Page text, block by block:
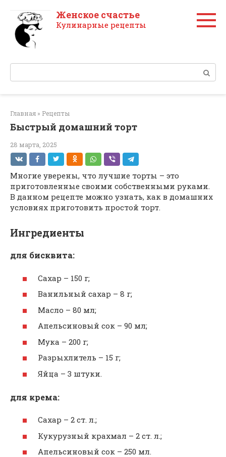
контенту
Женское счастье
Кулинарные рецепты
Поиск:
Главная » Рецепты
Быстрый домашний торт
28 марта, 2025
Многие уверены, что лучшие торты – это
приготовленные своими собственными руками.
В данном рецепте можно узнать, как в домашних
условиях приготовить простой торт.
Ингредиенты
для бисквита:
Сахар – 150 г;
Ванильный сахар – 8 г;
Масло – 80 мл;
Апельсиновый сок – 90 мл;
Мука – 200 г;
Разрыхлитель – 15 г;
Яйца – 3 штуки.
для крема:
Сахар – 2 ст. л.;
Кукурузный крахмал – 2 ст. л.;
Апельсиновый сок – 250 мл.